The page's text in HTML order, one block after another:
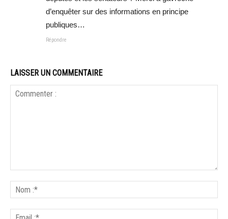
d’enquêter sur des informations en principe
publiques…
Répondre
LAISSER UN COMMENTAIRE